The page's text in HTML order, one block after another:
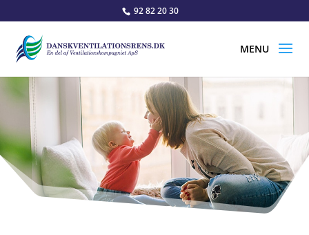
92 82 20 30